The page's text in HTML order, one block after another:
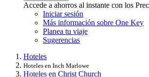
Accede a ahorros al instante con los
Iniciar sesión
Más información sobre One Key
Planea tu viaje
Sugerencias
Hoteles
Hoteles en Inch Marlowe
Hoteles en Christ Church